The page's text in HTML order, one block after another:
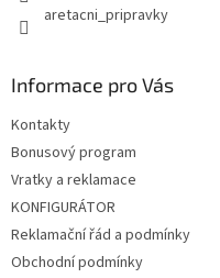
aretacni_pripravky
Informace pro Vás
Kontakty
Bonusový program
Vratky a reklamace
KONFIGURÁTOR
Reklamační řád a podmínky
Obchodní podmínky